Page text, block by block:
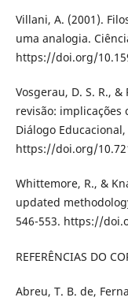
Villani, A. (2001).
uma analogia.
https://doi.org/
Vosgerau, D. S. R., &
revisão: implicações
Diálogo
https://doi.org/
Whittemore, R., &
updated
546-553. https://
REFERÊNCIAS DO
Abreu, T. B. de,